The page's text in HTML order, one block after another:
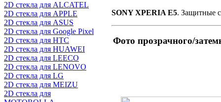
2D стекла для ALCATEL
2D стекла для APPLE
2D стекла для ASUS
2D стекла для Google Pixel
2D стекла для HTC
2D стекла для HUAWEI
2D стекла для LEECO
2D стекла для LENOVO
2D стекла для LG
2D стекла для MEIZU
2D стекла для
SONY XPERIA E5. Защитные
Фото прозрачного/